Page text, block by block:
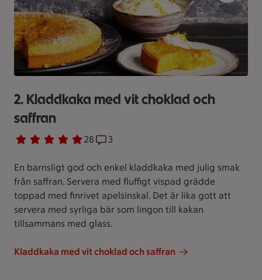
2. Kladdkaka med vit choklad och
saffran
Betyg 4.8 av 5. 28
28 personer har röstatReceptet har 3 kommentarer
3
En barnsligt god och enkel kladdkaka med julig smak
från saffran. Servera med fluffigt vispad grädde
toppad med finrivet apelsinskal. Det är lika gott att
servera med syrliga bär som lingon till kakan
tillsammans med glass.
Kladdkaka med vit choklad och saffran